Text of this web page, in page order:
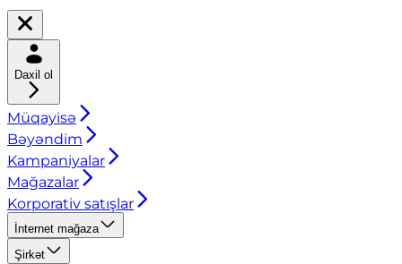
Daxil ol
Müqayisə
Bəyəndim
Kampaniyalar
Mağazalar
Korporativ satışlar
İnternet mağaza
Şirkət